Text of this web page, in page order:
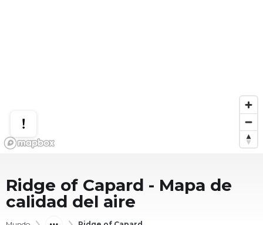
Ridge of Capard - Mapa de
calidad del aire